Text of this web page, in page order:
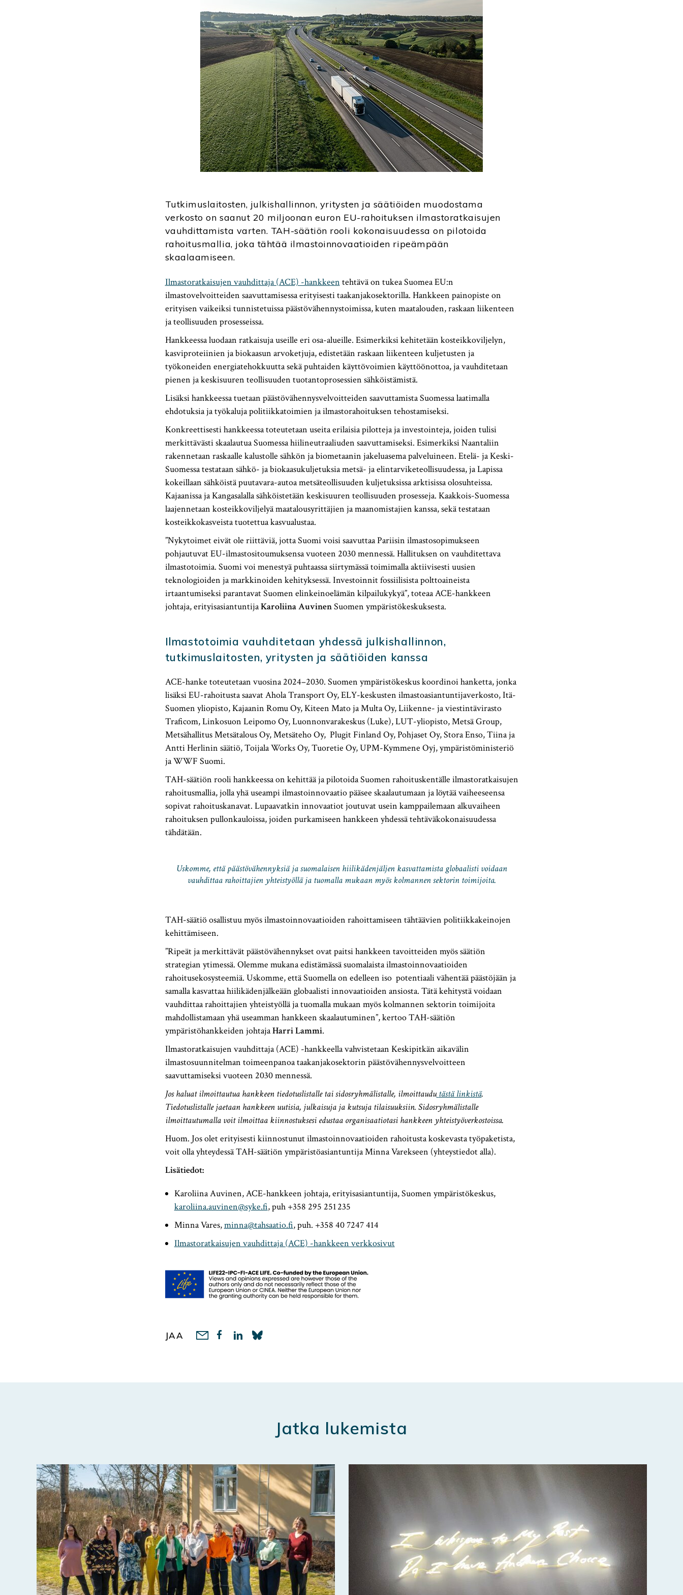
Tutkimuslaitosten, julkishallinnon, yritysten ja säätiöiden muodostama
verkosto on saanut 20 miljoonan euron EU-rahoituksen ilmastoratkaisujen
vauhdittamista varten. TAH-säätiön rooli kokonaisuudessa on pilotoida
rahoitusmallia, joka tähtää ilmastoinnovaatioiden ripeämpään
skaalaamiseen.
Ilmastoratkaisujen vauhdittaja (ACE) -hankkeen tehtävä on tukea Suomea EU:n
ilmastovelvoitteiden saavuttamisessa erityisesti taakanjakosektorilla. Hankkeen painopiste on
erityisen vaikeiksi tunnistetuissa päästövähennystoimissa, kuten maatalouden, raskaan liikenteen
ja teollisuuden prosesseissa.
Hankkeessa luodaan ratkaisuja useille eri osa-alueille. Esimerkiksi kehitetään kosteikkoviljelyn,
kasviproteiinien ja biokaasun arvoketjuja, edistetään raskaan liikenteen kuljetusten ja
työkoneiden energiatehokkuutta sekä puhtaiden käyttövoimien käyttöönottoa, ja vauhditetaan
pienen ja keskisuuren teollisuuden tuotantoprosessien sähköistämistä.
Lisäksi hankkeessa tuetaan päästövähennysvelvoitteiden saavuttamista Suomessa laatimalla
ehdotuksia ja työkaluja politiikkatoimien ja ilmastorahoituksen tehostamiseksi.
Konkreettisesti hankkeessa toteutetaan useita erilaisia pilotteja ja investointeja, joiden tulisi
merkittävästi skaalautua Suomessa hiilineutraaliuden saavuttamiseksi. Esimerkiksi Naantaliin
rakennetaan raskaalle kalustolle sähkön ja biometaanin jakeluasema palveluineen. Etelä- ja Keski-
Suomessa testataan sähkö- ja biokaasukuljetuksia metsä- ja elintarviketeollisuudessa, ja Lapissa
kokeillaan sähköistä puutavara-autoa metsäteollisuuden kuljetuksissa arktisissa olosuhteissa.
Kajaanissa ja Kangasalalla sähköistetään keskisuuren teollisuuden prosesseja. Kaakkois-Suomessa
laajennetaan kosteikkoviljelyä maatalousyrittäjien ja maanomistajien kanssa, sekä testataan
kosteikkokasveista tuotettua kasvualustaa.
”Nykytoimet eivät ole riittäviä, jotta Suomi voisi saavuttaa Pariisin ilmastosopimukseen
pohjautuvat EU-ilmastositoumuksensa vuoteen 2030 mennessä. Hallituksen on vauhditettava
ilmastotoimia. Suomi voi menestyä puhtaassa siirtymässä toimimalla aktiivisesti uusien
teknologioiden ja markkinoiden kehityksessä. Investoinnit fossiilisista polttoaineista
irtaantumiseksi parantavat Suomen elinkeinoelämän kilpailukykyä”, toteaa ACE-hankkeen
johtaja, erityisasiantuntijaKaroliina AuvinenSuomen ympäristökeskuksesta.
Ilmastotoimia vauhditetaan yhdessä julkishallinnon,
tutkimuslaitosten, yritysten ja säätiöiden kanssa
ACE-hanke toteutetaan vuosina 2024–2030. Suomen ympäristökeskus koordinoi hanketta, jonka
lisäksi EU-rahoitusta saavat Ahola Transport Oy, ELY-keskusten ilmastoasiantuntijaverkosto, Itä-
Suomen yliopisto, Kajaanin Romu Oy, Kiteen Mato ja Multa Oy, Liikenne- ja viestintävirasto
Traficom, Linkosuon Leipomo Oy, Luonnonvarakeskus (Luke), LUT-yliopisto, Metsä Group,
Metsähallitus Metsätalous Oy, Metsäteho Oy, Plugit Finland Oy, Pohjaset Oy, Stora Enso, Tiina ja
Antti Herlinin säätiö, Toijala Works Oy, Tuoretie Oy, UPM-Kymmene Oyj, ympäristöministeriö
ja WWF Suomi.
TAH-säätiön rooli hankkeessa on kehittää ja pilotoida Suomen rahoituskentälle ilmastoratkaisujen
rahoitusmallia, jolla yhä useampi ilmastoinnovaatio pääsee skaalautumaan ja löytää vaiheeseensa
sopivat rahoituskanavat. Lupaavatkin innovaatiot joutuvat usein kamppailemaan alkuvaiheen
rahoituksen pullonkauloissa, joiden purkamiseen hankkeen yhdessä tehtäväkokonaisuudessa
tähdätään.
Uskomme, että päästövähennyksiä ja suomalaisen hiilikädenjäljen kasvattamista globaalisti voidaan
vauhdittaa rahoittajien yhteistyöllä ja tuomalla mukaan myös kolmannen sektorin toimijoita.
TAH-säätiö osallistuu myös ilmastoinnovaatioiden rahoittamiseen tähtäävien politiikkakeinojen
kehittämiseen.
”Ripeät ja merkittävät päästövähennykset ovat paitsi hankkeen tavoitteiden myös säätiön
strategian ytimessä. Olemme mukana edistämässä suomalaista ilmastoinnovaatioiden
rahoitusekosysteemiä. Uskomme, että Suomella on edelleen iso potentiaali vähentää päästöjään ja
samalla kasvattaa hiilikädenjälkeään globaalisti innovaatioiden ansiosta. Tätä kehitystä voidaan
vauhdittaa rahoittajien yhteistyöllä ja tuomalla mukaan myös kolmannen sektorin toimijoita
mahdollistamaan yhä useamman hankkeen skaalautuminen”, kertoo TAH-säätiön
ympäristöhankkeiden johtajaHarri Lammi.
Ilmastoratkaisujen vauhdittaja (ACE) -hankkeella vahvistetaan Keskipitkän aikavälin
ilmastosuunnitelman toimeenpanoa taakanjakosektorin päästövähennysvelvoitteen
saavuttamiseksi vuoteen 2030 mennessä.
Jos haluat ilmoittautua hankkeen tiedotuslistalle tai sidosryhmälistalle, ilmoittaudu tästä linkistä.
Tiedotuslistalle jaetaan hankkeen uutisia, julkaisuja ja kutsuja tilaisuuksiin. Sidosryhmälistalle
ilmoittautumalla voit ilmoittaa kiinnostuksesi edustaa organisaatiotasi hankkeen yhteistyöverkostoissa.
Huom. Jos olet erityisesti kiinnostunut ilmastoinnovaatioiden rahoitusta koskevasta työpaketista,
voit olla yhteydessä TAH-säätiön ympäristöasiantuntija Minna Varekseen (yhteystiedot alla).
Lisätiedot:
Karoliina Auvinen, ACE-hankkeen johtaja, erityisasiantuntija, Suomen ympäristökeskus,
karoliina.auvinen@syke.fi, puh +358 295 251 235
Minna Vares,minna@tahsaatio.fi, puh. +358 40 7247 414
Ilmastoratkaisujen vauhdittaja (ACE) -hankkeen verkkosivut
JAA LinkedIn
Jatka lukemista